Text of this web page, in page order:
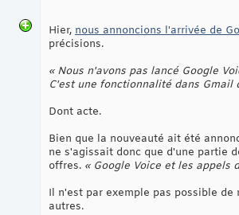
Hier, nous annoncions l'arrivée de
précisions.
« Nous n'avons pas lancé Google
C'est une fonctionnalité dans
Dont acte.
Bien que la nouveauté ait été
ne s'agissait donc que d'une partie
offres. « Google Voice et les appels
Il n'est par exemple pas possible
autres.